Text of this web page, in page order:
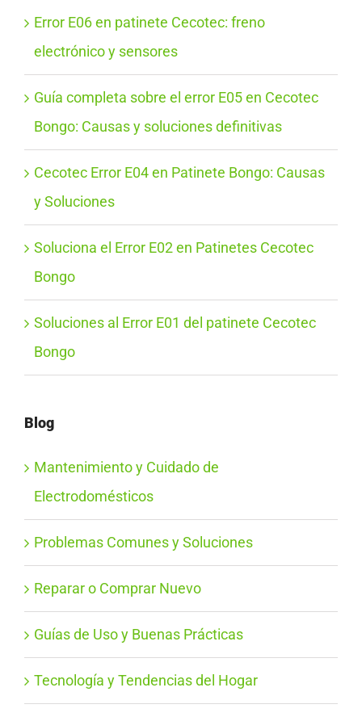
Error E06 en patinete Cecotec: freno
electrónico y sensores
Guía completa sobre el error E05 en Cecotec
Bongo: Causas y soluciones definitivas
Cecotec Error E04 en Patinete Bongo: Causas
y Soluciones
Soluciona el Error E02 en Patinetes Cecotec
Bongo
Soluciones al Error E01 del patinete Cecotec
Bongo
Blog
Mantenimiento y Cuidado de
Electrodomésticos
Problemas Comunes y Soluciones
Reparar o Comprar Nuevo
Guías de Uso y Buenas Prácticas
Tecnología y Tendencias del Hogar